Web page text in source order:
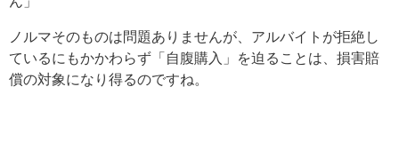
ノルマそのものは問題ありませんが、アルバイトが拒絶し
ているにもかかわらず「自腹購入」を迫ることは、損害賠
償の対象になり得るのですね。